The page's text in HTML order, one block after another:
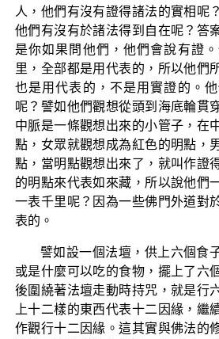
人，他們有沒有證得諸法的實相呢
他們有沒有於諸法得到自在呢？答
是你如果問他們，他們會說有證
里，全部都是用代表的，所以他們
也是用代表的，不是用實證的。
呢？譬如他們觀想從頭到海底輪貫
中脈是一條觀想出來的小管子，在
點，女眾就觀想成為紅色的明點，
點，當明點觀想出來了，就叫作證
的明點來代表如來藏，所以說他們
一表千里呢？因為一些佛門外道對
表的。
譬如設一個法壇，供上六個食
或是什麼可以吃的食物，擺上了六
後圍繞著法壇走動時持咒，就是行
上十二樣的東西代表十二因緣，繼
作觀行十二因緣。這其實與佛法的